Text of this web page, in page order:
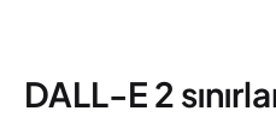
DALL-E 2